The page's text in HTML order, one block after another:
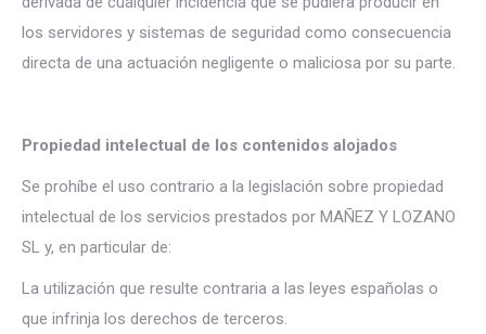
los servidores y sistemas de seguridad como consecuencia
directa de una actuación negligente o maliciosa por su parte.
Propiedad intelectual de los contenidos alojados
Se prohíbe el uso contrario a la legislación sobre propiedad
intelectual de los servicios prestados por MAÑEZ Y LOZANO
SL y, en particular de:
La utilización que resulte contraria a las leyes españolas o
que infrinja los derechos de terceros.